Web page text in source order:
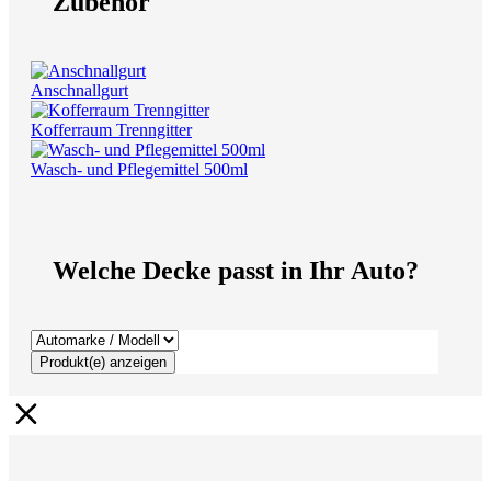
Anschnallgurt
Kofferraum Trenngitter
Wasch- und Pflegemittel 500ml
Welche Decke passt in Ihr Auto?
Produkt(e) anzeigen